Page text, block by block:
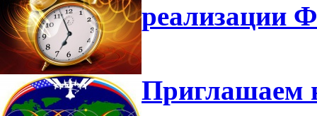
реализации
Приглашаем